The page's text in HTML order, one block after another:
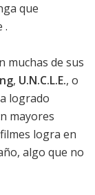
que
muchas de sus
, U.N.C.L.E., o
logrado
mayores
logra en
algo que no